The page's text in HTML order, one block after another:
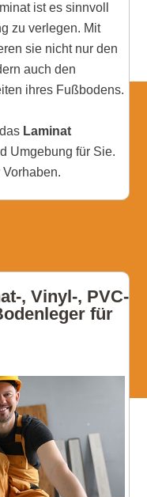
ist es sinnvoll
zu verlegen. Mit
sie nicht nur den
auch den
ihres Fußbodens.
Laminat
Umgebung für Sie.
, Vinyl-, PVC-
für